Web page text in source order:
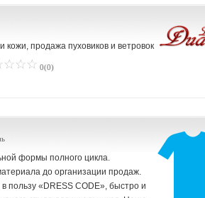
продажа пуховиков и ветровок
0(0)
формы полного цикла.
до организации продаж.
пользу «DRESS CODE», быстро и